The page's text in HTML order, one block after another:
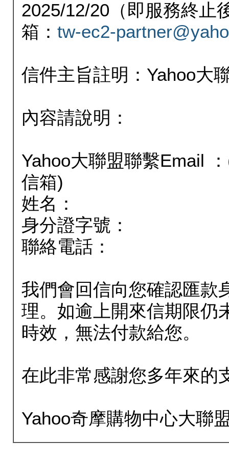
2025/12/20（即服務終止
箱： tw-ec2-
信件主旨註明：Yahoo大
內容請說明：
Yahoo大聯盟聯繫Email
信箱)
姓名：
身分證字號：
聯絡電話：
我們會回信向您確認匯款
理。如逾上開來信期限仍
時效，無法付款給您。
在此非常感謝您多年來的
Yahoo奇摩購物中心大